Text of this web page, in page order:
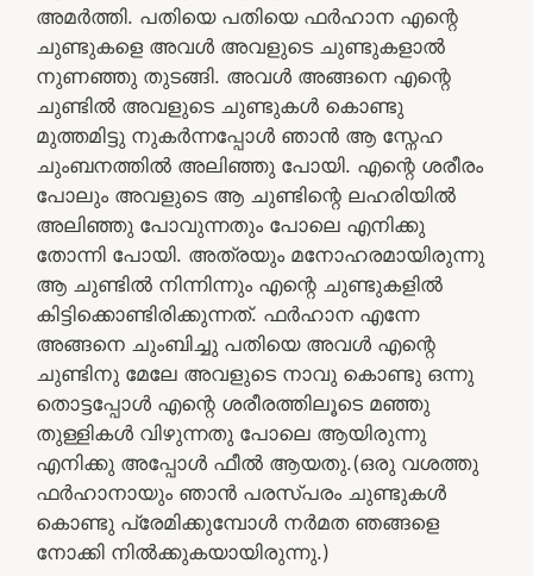
അമർത്തി. പതിയെ പതിയെ ഫർഹാന എന്റെ
ചുണ്ടുകളെ അവൾ അവളുടെ ചുണ്ടുകളാൽ
നുണഞ്ഞു തുടങ്ങി. അവൾ അങ്ങനെ എന്റെ
ചുണ്ടിൽ അവളുടെ ചുണ്ടുകൾ കൊണ്ടു
മുത്തമിട്ടു നുകർന്നപ്പോൾ ഞാൻ ആ സ്നേഹ
ചുംബനത്തിൽ അലിഞ്ഞു പോയി. എന്റെ ശരീരം
പോലും അവളുടെ ആ ചുണ്ടിന്റെ ലഹരിയിൽ
അലിഞ്ഞു പോവുന്നതും പോലെ എനിക്കു
തോന്നി പോയി. അത്രയും മനോഹരമായിരുന്നു
ആ ചുണ്ടിൽ നിന്നിന്നും എന്റെ ചുണ്ടുകളിൽ
കിട്ടിക്കൊണ്ടിരിക്കുന്നത്. ഫർഹാന എന്നേ
അങ്ങനെ ചുംബിച്ചു പതിയെ അവൾ എന്റെ
ചുണ്ടിനു മേലേ അവളുടെ നാവു കൊണ്ടു ഒന്നു
തൊട്ടപ്പോൾ എന്റെ ശരീരത്തിലൂടെ മഞ്ഞു
തുള്ളികൾ വിഴുന്നതു പോലെ ആയിരുന്നു
എനിക്കു അപ്പോൾ ഫീൽ ആയതു.(ഒരു വശത്തു
ഫർഹാനായും ഞാൻ പരസ്പരം ചുണ്ടുകൾ
കൊണ്ടു പ്രേമിക്കുമ്പോൾ നർമത ഞങ്ങളെ
നോക്കി നിൽക്കുകയായിരുന്നു.)